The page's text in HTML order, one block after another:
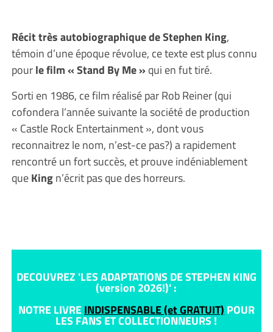
Récit très autobiographique de Stephen King,
témoin d’une époque révolue, ce texte est plus connu
pourle film « Stand By Me » qui en fut tiré.
Sorti en 1986, ce film réalisé par Rob Reiner (qui
cofondera l’année suivante la société de production
« Castle Rock Entertainment », dont vous
reconnaitrez le nom, n’est-ce pas?) a rapidement
rencontré un fort succès, et prouve indéniablement
queKingn’écrit pas que des horreurs.
DECOUVREZ 'LES ADAPTATIONS DE STEPHEN KING
(version 2026!)' :
NOTRE LIVREINDISPENSABLE (et GRATUIT) POUR
LES FANS ET COLLECTIONNEURS !